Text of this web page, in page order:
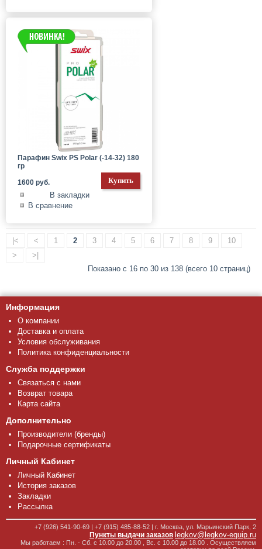
Парафин Swix PS Polar (-14-32) 180
гр
1600 руб.
В закладки
В сравнение
|< < 1 2 3 4 5 6 7 8 9
10
>
>|
Показано с 16 по 30 из 138 (всего 10 страниц)
Информация
О компании
Доставка и оплата
Условия обслуживания
Политика конфиденциальности
Служба поддержки
Связаться с нами
Возврат товара
Карта сайта
Дополнительно
Производители (бренды)
Подарочные сертификаты
Личный Кабинет
Личный Кабинет
История заказов
Закладки
Рассылка
+7 (926) 541-90-69 | +7 (915) 485-88-52 | г. Москва, ул. Марьинский Парк, 2
Пункты выдачи заказов legkov@legkov-equip.ru
Мы работаем : Пн. - Сб. с 10.00 до 20.00 , Вс. с 10.00 до 18.00 . Осуществляем